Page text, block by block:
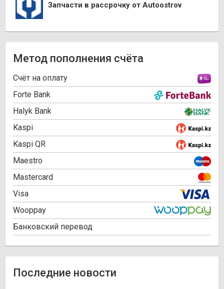
Запчасти в рассрочку от Autoostrov
Метод пополнения счёта
Cчёт на оплату
Forte Bank
Halyk Bank
Kaspi
Kaspi QR
Maestro
Mastercard
Visa
Wooppay
Банковский перевод
Последние новости